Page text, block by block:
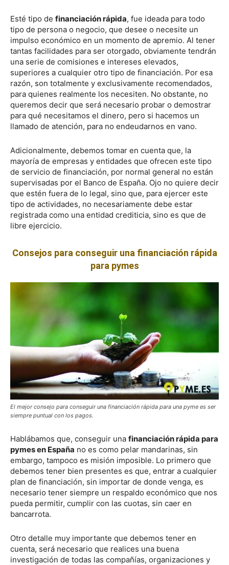
Esté tipo de financiación rápida, fue ideada para todo
tipo de persona o negocio, que desee o necesite un
impulso económico en un momento de apremio. Al tener
tantas facilidades para ser otorgado, obviamente tendrán
una serie de comisiones e intereses elevados,
superiores a cualquier otro tipo de financiación. Por esa
razón, son totalmente y exclusivamente recomendados,
para quienes realmente los necesiten. No obstante, no
queremos decir que será necesario probar o demostrar
para qué necesitamos el dinero, pero si hacemos un
llamado de atención, para no endeudarnos en vano.
Adicionalmente, debemos tomar en cuenta que, la
mayoría de empresas y entidades que ofrecen este tipo
de servicio de financiación, por normal general no están
supervisadas por el Banco de España. Ojo no quiere decir
que estén fuera de lo legal, sino que, para ejercer este
tipo de actividades, no necesariamente debe estar
registrada como una entidad crediticia, sino es que de
libre ejercicio.
Consejos para conseguir una financiación rápida
para pymes
El mejor consejo para conseguir una financiación rápida para una pyme es ser
siempre puntual con los pagos.
Hablábamos que, conseguir una financiación rápida para
pymes en España no es como pelar mandarinas, sin
embargo, tampoco es misión imposible. Lo primero que
debemos tener bien presentes es que, entrar a cualquier
plan de financiación, sin importar de donde venga, es
necesario tener siempre un respaldo económico que nos
pueda permitir, cumplir con las cuotas, sin caer en
bancarrota.
Otro detalle muy importante que debemos tener en
cuenta, será necesario que realices una buena
investigación de todas las compañías, organizaciones y